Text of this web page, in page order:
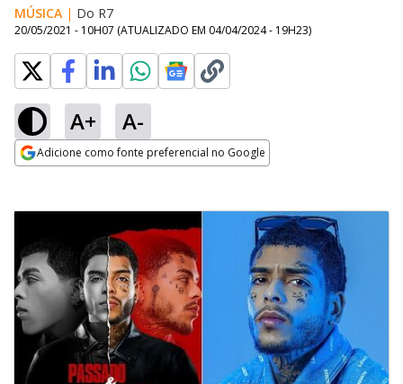
MÚSICA | Do R7
20/05/2021 - 10H07 (ATUALIZADO EM 04/04/2024 - 19H23)
A+ A-
Adicione como fonte preferencial no Google